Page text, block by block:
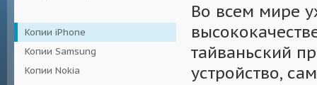
Копии iPhone
Копии Samsung
Копии Nokia
Во всем мире
тайваньский
устройство,